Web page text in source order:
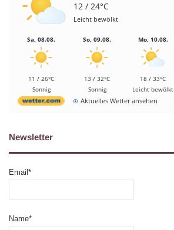
12 / 24°C
Leicht bewölkt
Sa, 08.08.
11 / 26°C
Sonnig
So, 09.08.
13 / 32°C
Sonnig
Mo, 10.08.
18 / 33°C
Leicht bewölkt
Aktuelles Wetter ansehen
Newsletter
Email*
Name*